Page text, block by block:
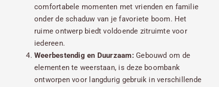
comfortabele momenten met vrienden en familie
onder de schaduw van je favoriete boom. Het
ruime ontwerp biedt voldoende zitruimte voor
iedereen.
Weerbestendig en Duurzaam:Gebouwd om de
elementen te weerstaan, is deze boombank
ontworpen voor langdurig gebruik in verschillende